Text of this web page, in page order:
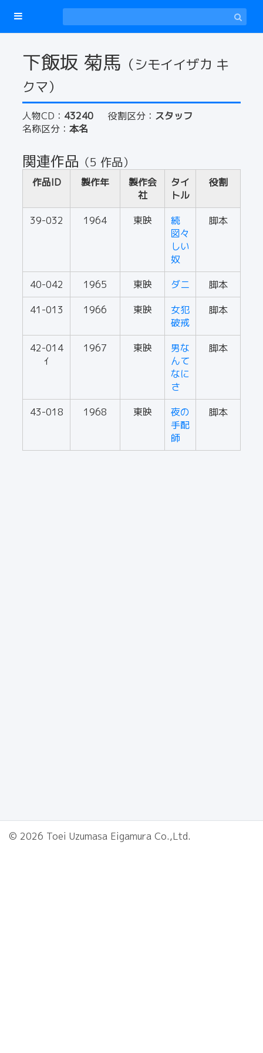
下飯坂 菊馬 （シモイイザカ キ
クマ）
人物CD： 43240 役割区分： スタッフ
名称区分： 本名
関連作品 （5 作品）
作品ID 製作年
製作会
社
タイ
トル
役割
39-032 1964 東映
続
図々
しい
奴
脚本
40-042 1965 東映 ダニ
脚本
41-013
1966 東映
女犯
破戒
脚本
42-014
ｲ
1967 東映
男な
んて
なに
さ
脚本
43-018 1968 東映
夜の
手配
師
脚本
© 2026 Toei Uzumasa Eigamura Co.,Ltd.